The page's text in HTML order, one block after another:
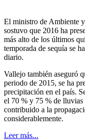
El ministro de Ambiente
sostuvo que 2016 ha
más alto de los últimos
temporada de sequía se
diario.
Vallejo también aseguró
periodo de 2015, se ha
precipitación en el país.
el 70 % y 75 % de lluvias
contribuido a la
considerablemente.
Leer más...